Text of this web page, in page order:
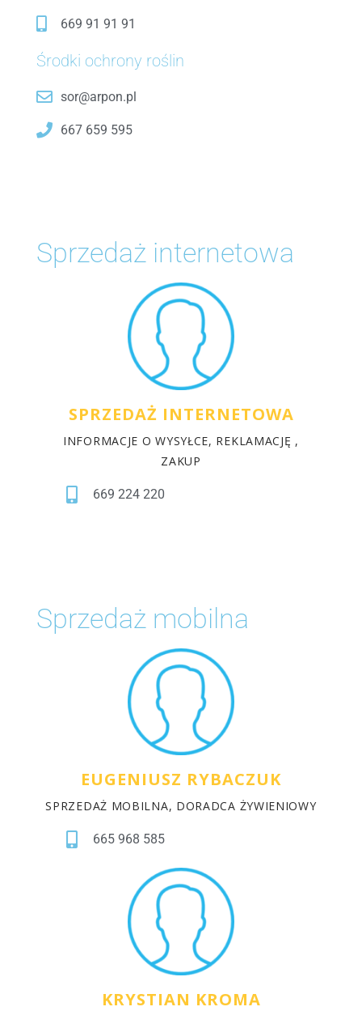
Opał669 91 91 91
Środki ochrony roślin
sor@arpon.pl
667 659 595
Sprzedaż internetowa
SPRZEDAŻ INTERNETOWA
INFORMACJE O WYSYŁCE, REKLAMACJĘ ,
ZAKUP
669 224 220
Sprzedaż mobilna
EUGENIUSZ RYBACZUK
SPRZEDAŻ MOBILNA, DORADCA ŻYWIENIOWY
665 968 585
KRYSTIAN KROMA